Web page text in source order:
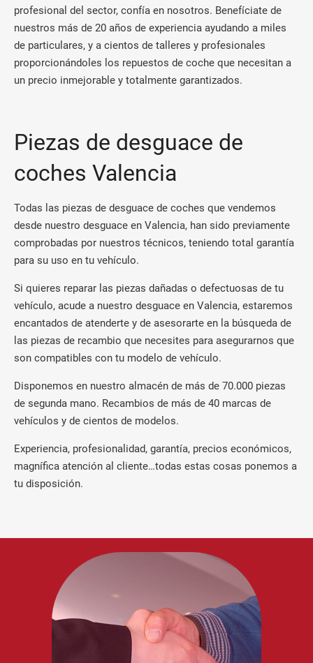
profesional del sector, confía en nosotros. Benefíciate de
nuestros más de 20 años de experiencia ayudando a miles
de particulares, y a cientos de talleres y profesionales
proporcionándoles los repuestos de coche que necesitan a
un precio inmejorable y totalmente garantizados.
Piezas de desguace de
coches Valencia
Todas las piezas de desguace de coches que vendemos
desde nuestro desguace en Valencia, han sido previamente
comprobadas por nuestros técnicos, teniendo total garantía
para su uso en tu vehículo.
Si quieres reparar las piezas dañadas o defectuosas de tu
vehículo, acude a nuestro desguace en Valencia, estaremos
encantados de atenderte y de asesorarte en la búsqueda de
las piezas de recambio que necesites para asegurarnos que
son compatibles con tu modelo de vehículo.
Disponemos en nuestro almacén de más de 70.000 piezas
de segunda mano. Recambios de más de 40 marcas de
vehículos y de cientos de modelos.
Experiencia, profesionalidad, garantía, precios económicos,
magnífica atención al cliente…todas estas cosas ponemos a
tu disposición.